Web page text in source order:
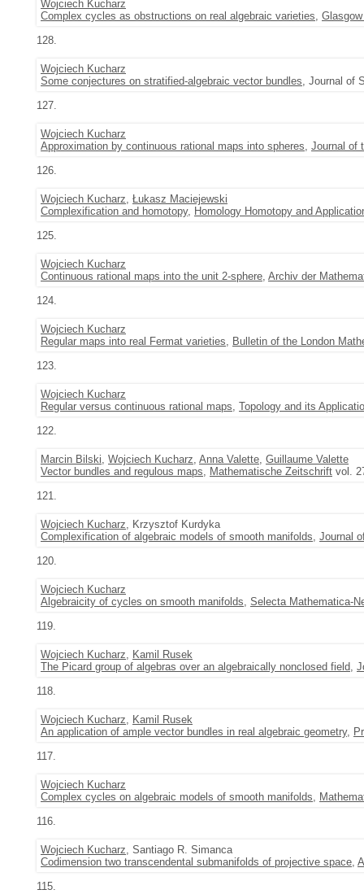
Wojciech Kucharz
Complex cycles as obstructions on real algebraic varieties,
128.
Wojciech Kucharz
Some conjectures on stratified-algebraic vector bundles, Journal of
127.
Wojciech Kucharz
Approximation by continuous rational maps into spheres, Journal of
126.
Wojciech Kucharz, Łukasz Maciejewski
Complexification and homotopy, Homology Homotopy and
125.
Wojciech Kucharz
Continuous rational maps into the unit 2-sphere, Archiv der
124.
Wojciech Kucharz
Regular maps into real Fermat varieties, Bulletin of the London
123.
Wojciech Kucharz
Regular versus continuous rational maps, Topology and its
122.
Marcin Bilski, Wojciech Kucharz, Anna Valette, Guillaume Valette
Vector bundles and regulous maps, Mathematische Zeitschrift vol.
121.
Wojciech Kucharz, Krzysztof Kurdyka
Complexification of algebraic models of smooth manifolds, Journal
120.
Wojciech Kucharz
Algebraicity of cycles on smooth manifolds, Selecta Mathematica-
119.
Wojciech Kucharz, Kamil Rusek
The Picard group of algebras over an algebraically nonclosed field,
118.
Wojciech Kucharz, Kamil Rusek
An application of ample vector bundles in real algebraic geometry,
117.
Wojciech Kucharz
Complex cycles on algebraic models of smooth manifolds,
116.
Wojciech Kucharz, Santiago R. Simanca
Codimension two transcendental submanifolds of projective space,
115.